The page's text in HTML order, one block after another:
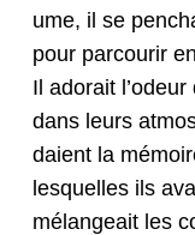
ume, il se
pour par­courir
Il ado­rait
dans leurs
daient la
lesquelles ils
mélangeait les